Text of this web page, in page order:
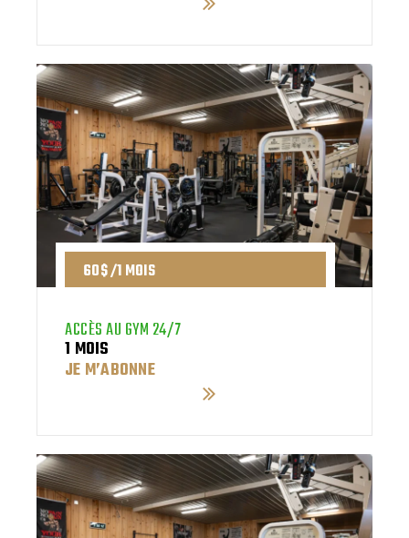
60$ /1 MOIS
ACCÈS AU GYM 24/7
1 MOIS
JE M’ABONNE